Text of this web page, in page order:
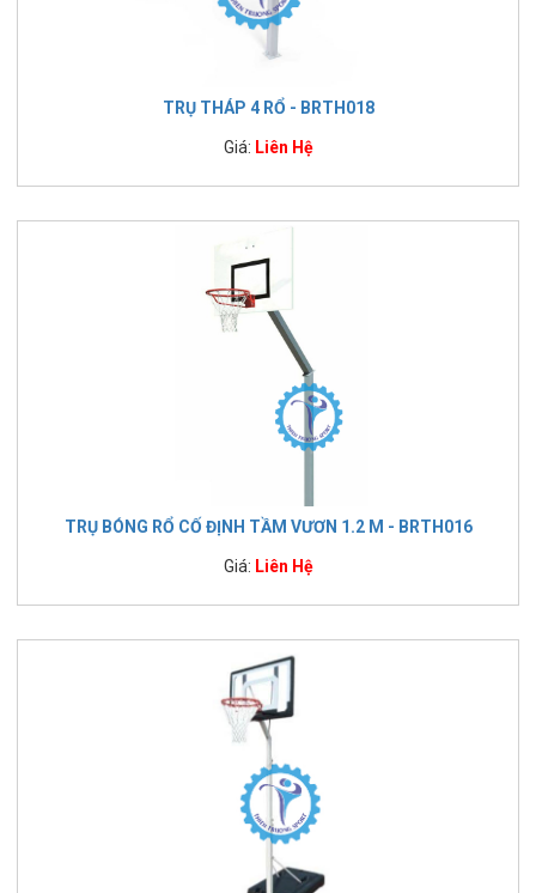
TRỤ THÁP 4 RỔ - BRTH018
Giá: Liên Hệ
TRỤ BÓNG RỔ CỐ ĐỊNH TẦM VƯƠN 1.2 M - BRTH016
Giá: Liên Hệ